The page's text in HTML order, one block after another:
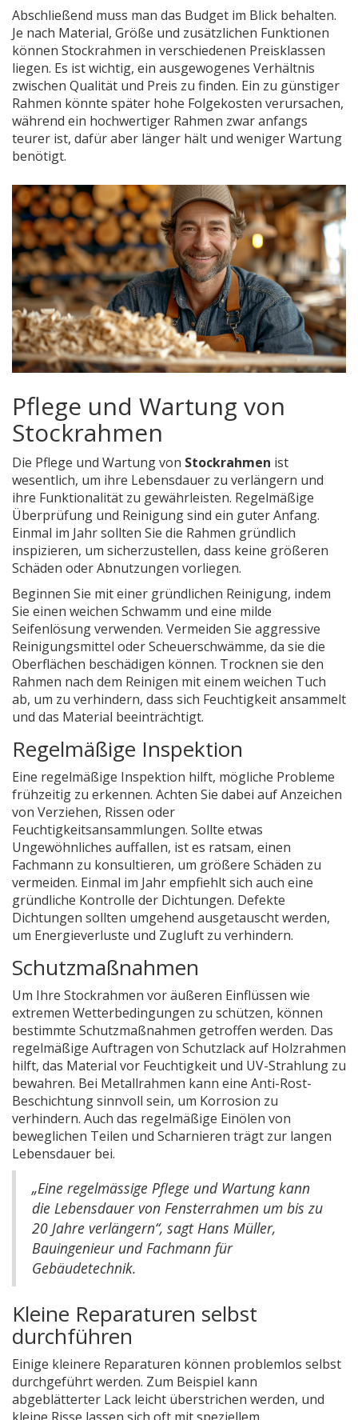
Abschließend muss man das Budget im Blick behalten.
Je nach Material, Größe und zusätzlichen Funktionen
können Stockrahmen in verschiedenen Preisklassen
liegen. Es ist wichtig, ein ausgewogenes Verhältnis
zwischen Qualität und Preis zu finden. Ein zu günstiger
Rahmen könnte später hohe Folgekosten verursachen,
während ein hochwertiger Rahmen zwar anfangs
teurer ist, dafür aber länger hält und weniger Wartung
benötigt.
Pflege und Wartung von
Stockrahmen
Die Pflege und Wartung von Stockrahmen ist
wesentlich, um ihre Lebensdauer zu verlängern und
ihre Funktionalität zu gewährleisten. Regelmäßige
Überprüfung und Reinigung sind ein guter Anfang.
Einmal im Jahr sollten Sie die Rahmen gründlich
inspizieren, um sicherzustellen, dass keine größeren
Schäden oder Abnutzungen vorliegen.
Beginnen Sie mit einer gründlichen Reinigung, indem
Sie einen weichen Schwamm und eine milde
Seifenlösung verwenden. Vermeiden Sie aggressive
Reinigungsmittel oder Scheuerschwämme, da sie die
Oberflächen beschädigen können. Trocknen sie den
Rahmen nach dem Reinigen mit einem weichen Tuch
ab, um zu verhindern, dass sich Feuchtigkeit ansammelt
und das Material beeinträchtigt.
Regelmäßige Inspektion
Eine regelmäßige Inspektion hilft, mögliche Probleme
frühzeitig zu erkennen. Achten Sie dabei auf Anzeichen
von Verziehen, Rissen oder
Feuchtigkeitsansammlungen. Sollte etwas
Ungewöhnliches auffallen, ist es ratsam, einen
Fachmann zu konsultieren, um größere Schäden zu
vermeiden. Einmal im Jahr empfiehlt sich auch eine
gründliche Kontrolle der Dichtungen. Defekte
Dichtungen sollten umgehend ausgetauscht werden,
um Energieverluste und Zugluft zu verhindern.
Schutzmaßnahmen
Um Ihre Stockrahmen vor äußeren Einflüssen wie
extremen Wetterbedingungen zu schützen, können
bestimmte Schutzmaßnahmen getroffen werden. Das
regelmäßige Auftragen von Schutzlack auf Holzrahmen
hilft, das Material vor Feuchtigkeit und UV-Strahlung zu
bewahren. Bei Metallrahmen kann eine Anti-Rost-
Beschichtung sinnvoll sein, um Korrosion zu
verhindern. Auch das regelmäßige Einölen von
beweglichen Teilen und Scharnieren trägt zur langen
Lebensdauer bei.
„Eine regelmässige Pflege und Wartung kann
die Lebensdauer von Fensterrahmen um bis zu
20 Jahre verlängern“, sagt Hans Müller,
Bauingenieur und Fachmann für
Gebäudetechnik.
Kleine Reparaturen selbst
durchführen
Einige kleinere Reparaturen können problemlos selbst
durchgeführt werden. Zum Beispiel kann
abgeblätterter Lack leicht überstrichen werden, und